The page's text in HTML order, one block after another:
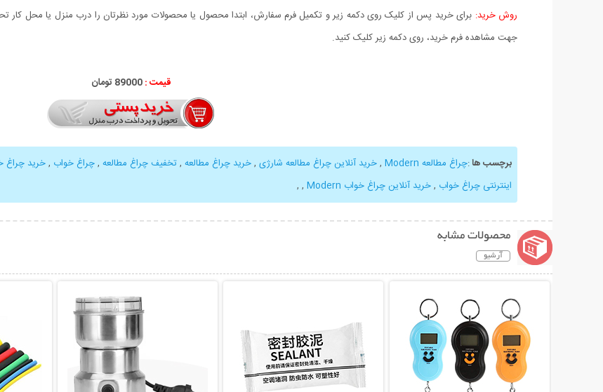
روش خرید: برای خرید پس از کلیک روی دکمه زیر و تکمیل فرم سفارش، ابتدا محصول یا محصولات مورد نظرتان را درب منزل یا محل کار
جهت مشاهده فرم خرید، روی دکمه زیر کلیک کنید.
قیمت :89000 تومان
برچسب ها:چراغ مطالعه Modern ,خرید آنلاین چراغ مطالعه شارژی ,خرید چراغ مطالعه , تخفیف چراغ مطالعه ,چراغ خواب ,خرید چراغ
اینترنتی چراغ خواب ,خرید آنلاین چراغ خواب Modern ,
,
محصولات مشابه
آرشیو